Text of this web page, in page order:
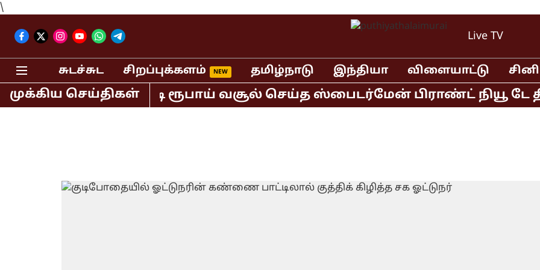
\
Live TV
சுடச்சுட சிறப்புக்களம் தமிழ்நாடு இந்தியா விளையாட்டு
முக்கிய செய்திகள்
மட்டும் 400 கோடி ரூபாய் வசூல் செய்த ஸ்பைடர்மேன் பிராண்ட் நியூ டே